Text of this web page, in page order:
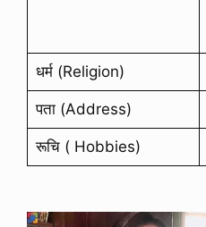
धर्म (Religion)
पता (Address)
रूचि ( Hobbies)